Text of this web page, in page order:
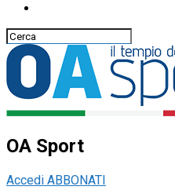
OA Sport
Accedi ABBONATI